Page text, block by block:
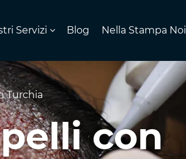
Servizi Blog Nella Stampa Noi
Turchia
con